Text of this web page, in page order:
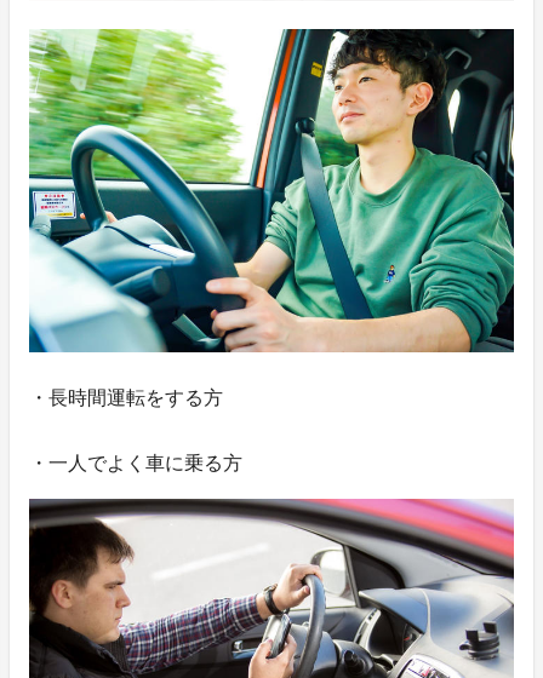
・長時間運転をする方
・一人でよく車に乗る方